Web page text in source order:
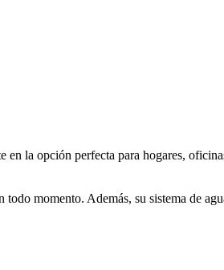
en la opción perfecta para hogares,
momento. Además, su sistema de